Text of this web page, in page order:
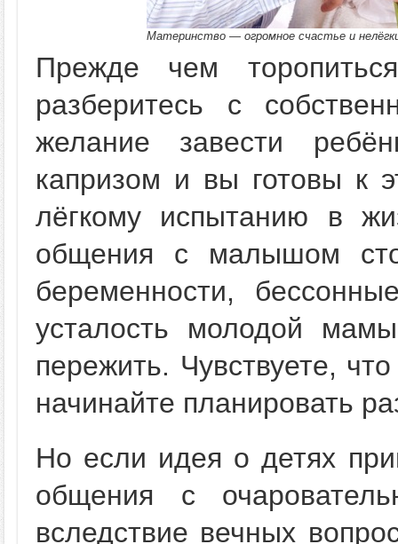
Материнство — огромное счастье и
Прежде чем
разберитесь с
желание завести
капризом и вы готовы к
лёгкому испытанию в
общения с малышом
беременности,
усталость молодой
пережить. Чувствуете,
начинайте планировать
Но если идея о детях
общения с
вследствие вечных